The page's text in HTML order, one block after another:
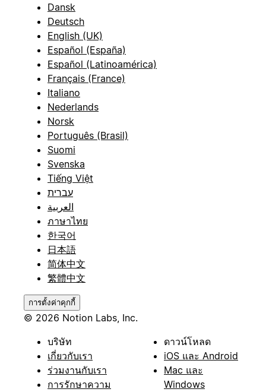
Dansk
Deutsch
English (UK)
Español (España)
Español (Latinoamérica)
Français (France)
Italiano
Nederlands
Norsk
Português (Brasil)
Suomi
Svenska
Tiếng Việt
עברית
العربية
ภาษาไทย
한국어
日本語
简体中文
繁體中文
การตั้งค่าคุกกี้
© 2026 Notion Labs, Inc.
บริษัท
เกี่ยวกับเรา
ร่วมงานกับเรา
การรักษาความ
ดาวน์โหลด
iOS และ Android
Mac และ
Windows